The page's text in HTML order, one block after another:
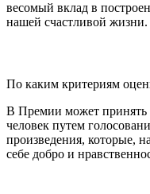
весомый вклад в
нашей счастливой жизни.
По каким критериям
В Премии может принять
человек путем
произведения, которые,
себе добро и